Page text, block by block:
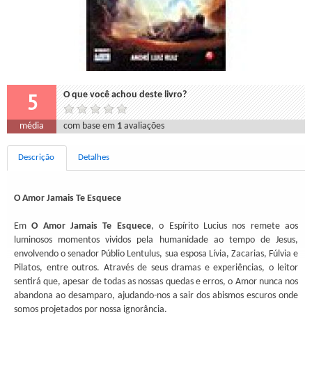
5 O que você achou deste livro?
média com base em 1 avaliações
Descrição Detalhes
O Amor Jamais Te Esquece
EmO Amor Jamais Te Esquece, o Espírito Lucius nos remete aos
luminosos momentos vividos pela humanidade ao tempo de Jesus,
envolvendo o senador Públio Lentulus, sua esposa Lívia, Zacarias, Fúlvia e
Pilatos, entre outros. Através de seus dramas e experiências, o leitor
sentirá que, apesar de todas as nossas quedas e erros, o Amor nunca nos
abandona ao desamparo, ajudando-nos a sair dos abismos escuros onde
somos projetados por nossa ignorância.